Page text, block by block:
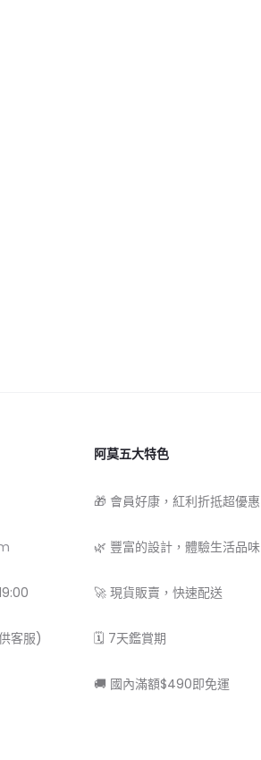
客服)
阿莫五大特色
🎁 會員好康，紅利折抵超優惠
🌿 豐富的設計，體驗生活品味
🚀 現貨販賣，快速配送
🗓 7天鑑賞期
🚚 國內滿額$490即免運